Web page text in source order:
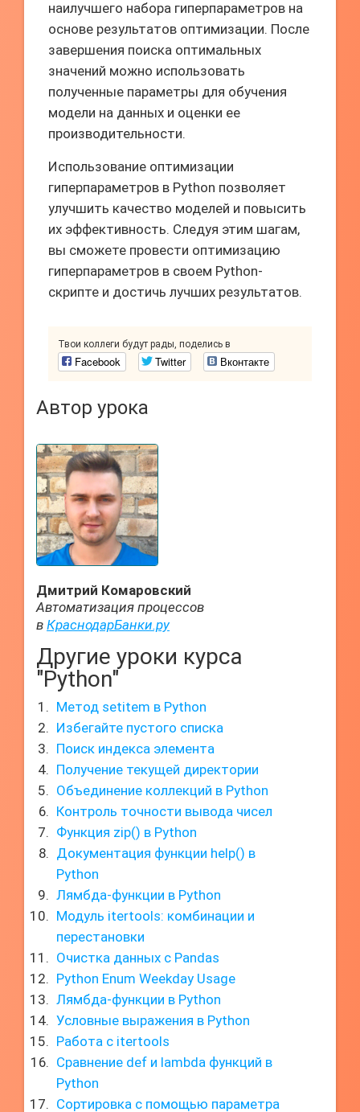
наилучшего набора гиперпараметров на
основе результатов оптимизации. После
завершения поиска оптимальных
значений можно использовать
полученные параметры для обучения
модели на данных и оценки ее
производительности.
Использование оптимизации
гиперпараметров в Python позволяет
улучшить качество моделей и повысить
их эффективность. Следуя этим шагам,
вы сможете провести оптимизацию
гиперпараметров в своем Python-
скрипте и достичь лучших результатов.
Твои коллеги будут рады, поделись в
Facebook Twitter Вконтакте
Автор урока
Дмитрий Комаровский
Автоматизация процессов
в КраснодарБанки.ру
Другие уроки курса
"Python"
Метод setitem в Python
Избегайте пустого списка
Поиск индекса элемента
Получение текущей директории
Объединение коллекций в Python
Контроль точности вывода чисел
Функция zip() в Python
Документация функции help() в
Python
Лямбда-функции в Python
Модуль itertools: комбинации и
перестановки
Очистка данных с Pandas
Python Enum Weekday Usage
Лямбда-функции в Python
Условные выражения в Python
Работа с itertools
Сравнение def и lambda функций в
Python
Сортировка с помощью параметра